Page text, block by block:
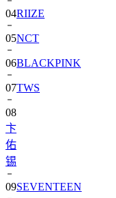
04RIIZE
05NCT
06BLACKPINK
07TWS
08
卞
佑
锡
09SEVENTEEN